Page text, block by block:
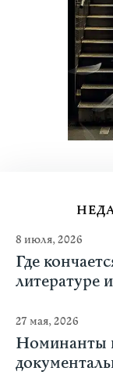
8 июля, 2026
Где
литературе
27 мая, 2026
Номинанты